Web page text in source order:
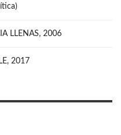
LLENAS, 2006
2017